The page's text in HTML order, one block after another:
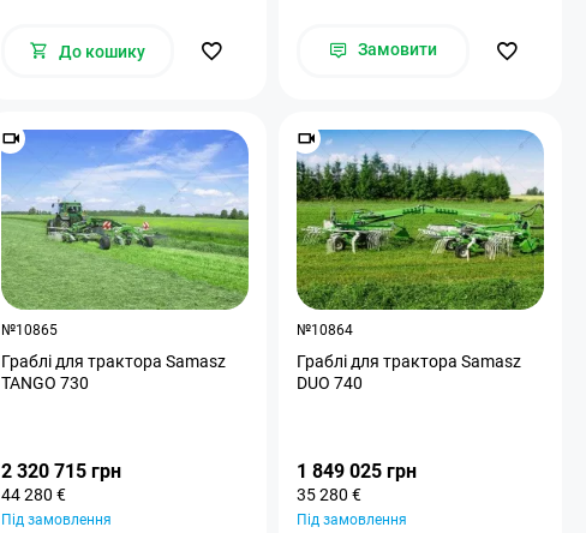
До кошику Замовити
№10865
Граблі для трактора Samasz
TANGO 730
2 320 715 грн
44 280 €
Під замовлення
№10864
Граблі для трактора Samasz
DUO 740
1 849 025 грн
35 280 €
Під замовлення